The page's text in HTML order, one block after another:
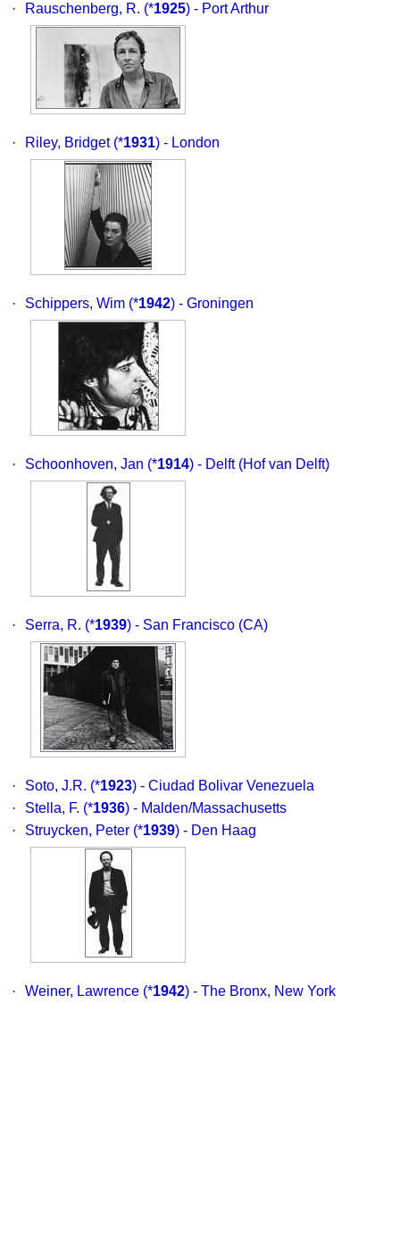
· Rauschenberg, R. (*1925) - Port Arthur
· Riley, Bridget (*1931) - London
· Schippers, Wim (*1942) - Groningen
· Schoonhoven, Jan (*1914) - Delft (Hof van Delft)
· Serra, R. (*1939) - San Francisco (CA)
· Soto, J.R. (*1923) - Ciudad Bolivar Venezuela
·
Stella, F. (*1936) - Malden/Massachusetts
·
Struycken, Peter (*1939) - Den Haag
· Weiner, Lawrence (*1942) - The Bronx, New York